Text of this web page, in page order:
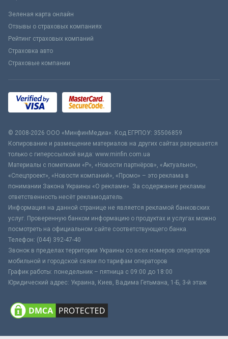
Зеленая карта онлайн
Отзывы о страховых компаниях
Рейтинг страховых компаний
Страховка авто
Страховые компании
© 2008-2026 ООО «МинфинМедиа». Код ЕГРПОУ: 35506859
Копирование и размещение материалов на других сайтах разрешается
только с гиперссылкой вида: www.minfin.com.ua
Материалы с пометками «Р», «Новости партнёров», «Актуально»,
«Спецпроект», «Новости компаний», «Промо» – это реклама в
понимании Закона Украины «О рекламе». За содержание рекламы
ответственность несёт рекламодатель.
Информация на данной странице не является рекламой банковских
услуг. Проверенную банком информацию о продуктах и услугах можно
посмотреть на официальном сайте соответствующего банка.
Телефон: (044) 392-47-40
Звонок в пределах территории Украины со всех номеров операторов
мобильной и городской связи по тарифам операторов
График работы: понедельник – пятница с 09:00 до 18:00
Юридический адрес: Украина, Киев, Вадима Гетьмана, 1-Б, 3-й этаж